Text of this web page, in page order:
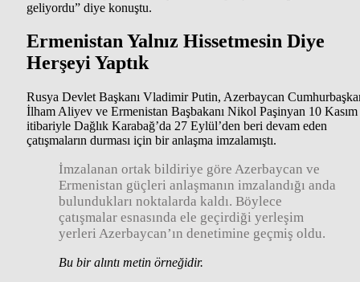
geliyordu” diye konuştu.
Ermenistan Yalnız Hissetmesin Diye
Herşeyi Yaptık
Rusya Devlet Başkanı Vladimir Putin, Azerbaycan
İlham Aliyev ve Ermenistan Başbakanı Nikol Paşinyan 10 Kasım
itibariyle Dağlık Karabağ’da 27 Eylül’den beri devam eden
çatışmaların durması için bir anlaşma imzalamıştı.
İmzalanan ortak bildiriye göre Azerbaycan ve
Ermenistan güçleri anlaşmanın imzalandığı anda
bulundukları noktalarda kaldı. Böylece
çatışmalar esnasında ele geçirdiği yerleşim
yerleri Azerbaycan’ın denetimine geçmiş oldu.
Bu bir alıntı metin örneğidir.